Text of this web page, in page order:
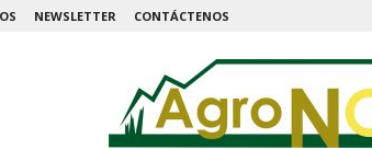
NEWSLETTER CONTÁCTENOS